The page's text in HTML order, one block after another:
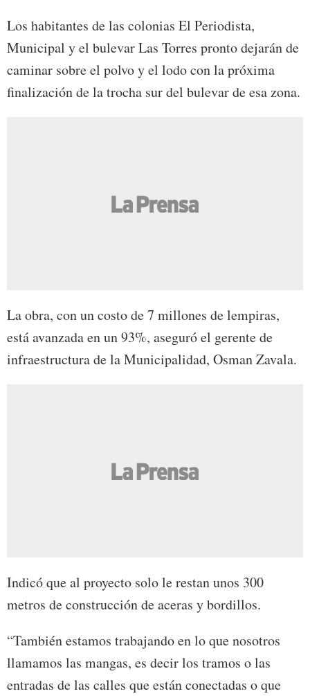
Los habitantes de las colonias El Periodista,
Municipal y el bulevar Las Torres pronto dejarán de
caminar sobre el polvo y el lodo con la próxima
finalización de la trocha sur del bulevar de esa zona.
La obra, con un costo de 7 millones de lempiras,
está avanzada en un 93%, aseguró el gerente de
infraestructura de la Municipalidad, Osman Zavala.
Indicó que al proyecto solo le restan unos 300
metros de construcción de aceras y bordillos.
“También estamos trabajando en lo que nosotros
llamamos las mangas, es decir los tramos o las
entradas de las calles que están conectadas o que